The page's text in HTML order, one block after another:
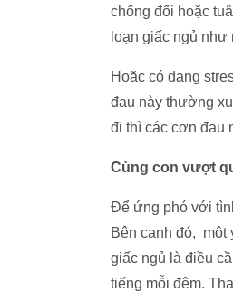
chống đối hoặc
loạn giấc ngủ như
Hoặc có dạng
đau này thường
đi thì các cơn đau
Cùng con vượt
Để ứng phó với
Bên cạnh đó, một
giấc ngủ là điều
tiếng mỗi đêm.